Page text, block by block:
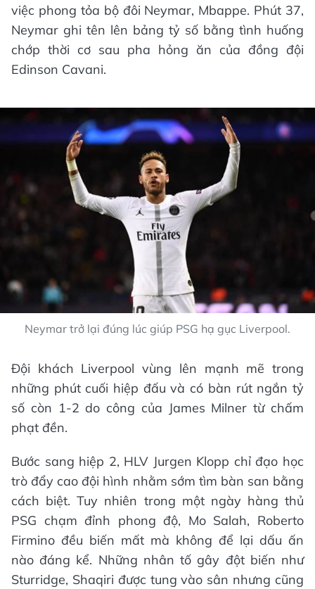
việc phong tỏa bộ đôi Neymar, Mbappe. Phút 37,
Neymar ghi tên lên bảng tỷ số bằng tình huống
chớp thời cơ sau pha hỏng ăn của đồng đội
Edinson Cavani.
Neymar trở lại đúng lúc giúp PSG hạ gục Liverpool.
Đội khách Liverpool vùng lên mạnh mẽ trong
những phút cuối hiệp đấu và có bàn rút ngắn tỷ
số còn 1-2 do công của James Milner từ chấm
phạt đền.
Bước sang hiệp 2, HLV Jurgen Klopp chỉ đạo học
trò đẩy cao đội hình nhằm sớm tìm bàn san bằng
cách biệt. Tuy nhiên trong một ngày hàng thủ
PSG chạm đỉnh phong độ, Mo Salah, Roberto
Firmino đều biến mất mà không để lại dấu ấn
nào đáng kể. Những nhân tố gây đột biến như
Sturridge, Shaqiri được tung vào sân nhưng cũng